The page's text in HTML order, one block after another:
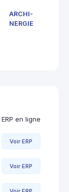
ARCHI-
NERGIE
ERP en ligne
Voir ERP
Voir ERP